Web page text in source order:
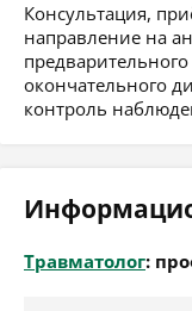
Консультация,
направление на
окончательного
контроль
Травматолог: